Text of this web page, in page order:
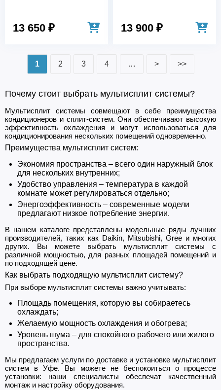
13 650 ₽ 13 900 ₽
1 2 3 4 … > >>
Почему стоит выбрать мультисплит системы?
Мультисплит системы совмещают в себе преимущества
кондиционеров и сплит-систем. Они обеспечивают высокую
эффективность охлаждения и могут использоваться для
кондиционирования нескольких помещений одновременно.
Преимущества мультисплит систем:
Экономия пространства – всего один наружный блок
для нескольких внутренних;
Удобство управления – температура в каждой
комнате может регулироваться отдельно;
Энергоэффективность – современные модели
предлагают низкое потребление энергии.
В нашем каталоге представлены модельные ряды лучших
производителей, таких как Daikin, Mitsubishi, Gree и многих
других. Вы можете выбрать мультисплит системы с
различной мощностью, для разных площадей помещений и
по подходящей цене.
Как выбрать подходящую мультисплит систему?
При выборе мультисплит системы важно учитывать:
Площадь помещения, которую вы собираетесь
охлаждать;
Желаемую мощность охлаждения и обогрева;
Уровень шума – для спокойного рабочего или жилого
пространства.
Мы предлагаем услуги по доставке и установке мультисплит
систем в Уфе. Вы можете не беспокоиться о процессе
установки: наши специалисты обеспечат качественный
монтаж и настройку оборудования.